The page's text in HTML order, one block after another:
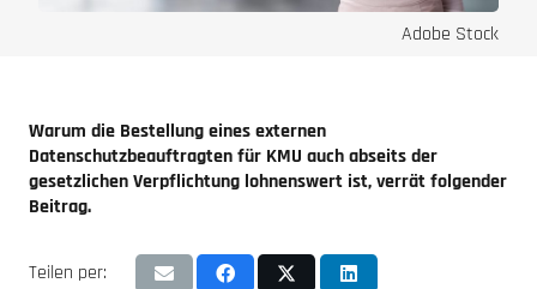
Adobe Stock
Warum die Bestellung eines externen
Datenschutzbeauftragten für KMU auch abseits der
gesetzlichen Verpflichtung lohnenswert ist, verrät folgender
Beitrag.
Teilen per: